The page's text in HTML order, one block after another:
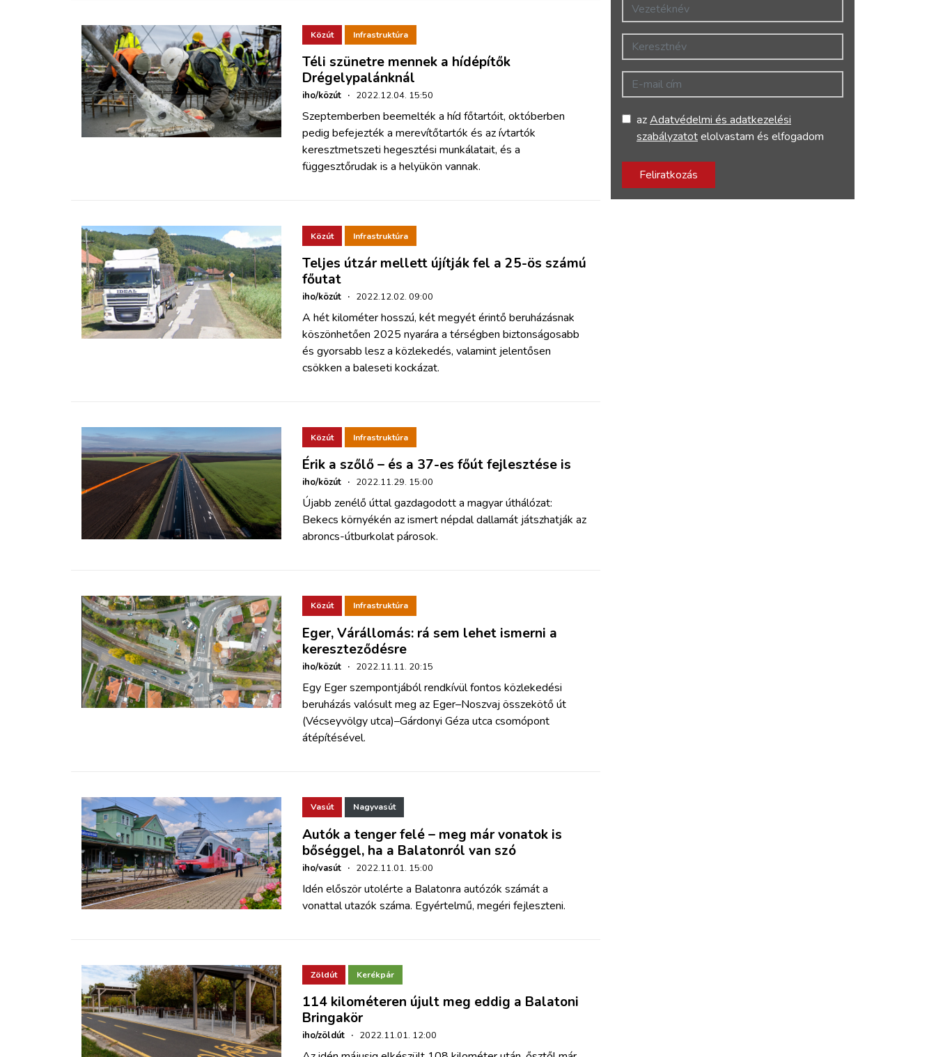
Közút Infrastruktúra
Téli szünetre mennek a hídépítők
Drégelypalánknál
iho/közút · 2022.12.04. 15:50
Szeptemberben beemelték a híd főtartóit, októberben
pedig befejezték a merevítőtartók és az ívtartók
keresztmetszeti hegesztési munkálatait, és a
függesztőrudak is a helyükön vannak.
Közút Infrastruktúra
Teljes útzár mellett újítják fel a 25-ös számú
főutat
iho/közút · 2022.12.02. 09:00
A hét kilométer hosszú, két megyét érintő beruházásnak
köszönhetően 2025 nyarára a térségben biztonságosabb
és gyorsabb lesz a közlekedés, valamint jelentősen
csökken a baleseti kockázat.
Közút Infrastruktúra
Érik a szőlő – és a 37-es főút fejlesztése is
iho/közút · 2022.11.29. 15:00
Újabb zenélő úttal gazdagodott a magyar úthálózat:
Bekecs környékén az ismert népdal dallamát játszhatják az
abroncs-útburkolat párosok.
Közút Infrastruktúra
Eger, Várállomás: rá sem lehet ismerni a
kereszteződésre
iho/közút · 2022.11.11. 20:15
Egy Eger szempontjából rendkívül fontos közlekedési
beruházás valósult meg az Eger–Noszvaj összekötő út
(Vécseyvölgy utca)–Gárdonyi Géza utca csomópont
átépítésével.
Vasút Nagyvasút
Autók a tenger felé – meg már vonatok is
bőséggel, ha a Balatonról van szó
iho/vasút · 2022.11.01. 15:00
Idén először utolérte a Balatonra autózók számát a
vonattal utazók száma. Egyértelmű, megéri fejleszteni.
Zöldút Kerékpár
114 kilométeren újult meg eddig a Balatoni
Bringakör
iho/zöldút · 2022.11.01. 12:00
Vezetéknév
Keresztnév
E-mail cím
azAdatvédelmi és adatkezelési
szabályzatotelolvastam és elfogadom
Feliratkozás